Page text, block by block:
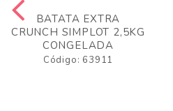
BATATA EXTRA
CRUNCH SIMPLOT 2,5KG
CONGELADA
Código: 63911